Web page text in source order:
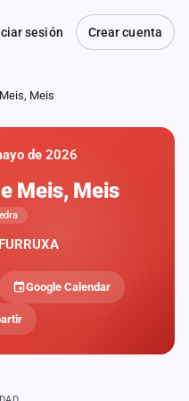
sesión Crear cuenta
Meis
de 2026
Meis, Meis
Google Calendar